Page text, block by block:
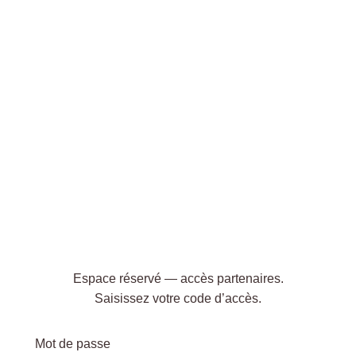
Espace réservé — accès partenaires.
Saisissez votre code d’accès.
Mot de passe